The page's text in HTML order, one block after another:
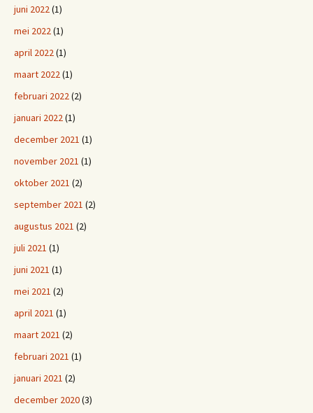
juni 2022(1)
mei 2022(1)
april 2022(1)
maart 2022(1)
februari 2022(2)
januari 2022(1)
december 2021 (1)
november 2021 (1)
oktober 2021 (2)
september 2021 (2)
augustus 2021 (2)
juli 2021 (1)
juni 2021 (1)
mei 2021 (2)
april 2021 (1)
maart 2021 (2)
februari 2021 (1)
januari 2021 (2)
december 2020(3)